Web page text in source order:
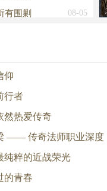
08-05
有围剿
仰
行者
然热爱传奇
—— 传奇法师职业深度
纯粹的近战荣光
的青春